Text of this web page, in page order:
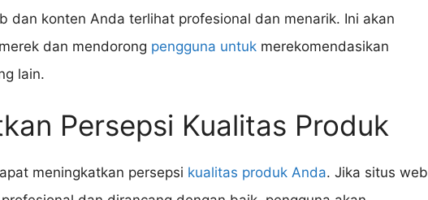
dan konten Anda terlihat profesional dan menarik. Ini akan
dan mendorong pengguna untuk merekomendasikan
lain.
Persepsi Kualitas Produk
meningkatkan persepsi kualitas produk Anda. Jika situs web